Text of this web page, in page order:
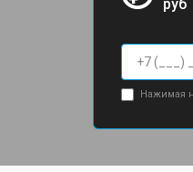
руб
Нажимая